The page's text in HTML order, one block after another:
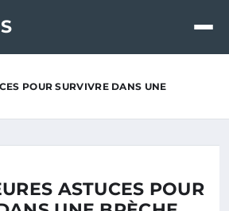
POUR SURVIVRE DANS UNE
ASTUCES POUR